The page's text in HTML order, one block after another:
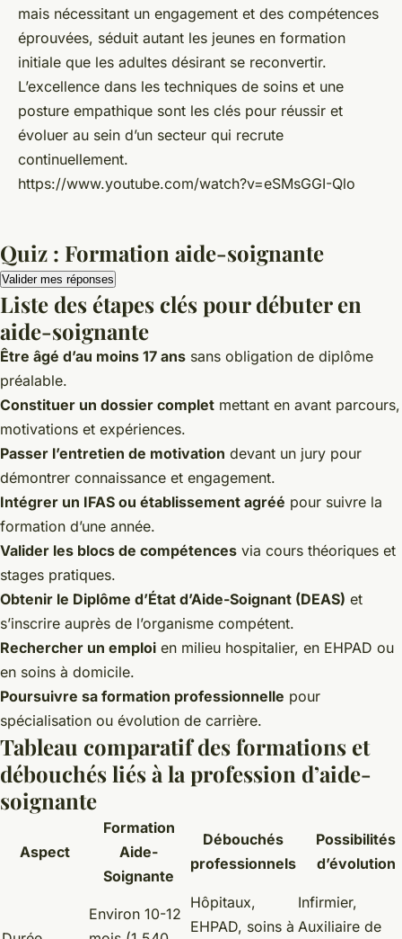
mais nécessitant un engagement et des compétences
éprouvées, séduit autant les jeunes en formation
initiale que les adultes désirant se reconvertir.
L’excellence dans les techniques de soins et une
posture empathique sont les clés pour réussir et
évoluer au sein d’un secteur qui recrute
continuellement.
https://www.youtube.com/watch?v=eSMsGGI-Qlo
Quiz : Formation aide-soignante
Valider mes réponses
Liste des étapes clés pour débuter en
aide-soignante
Être âgé d’au moins 17 ans sans obligation de diplôme
préalable.
Constituer un dossier complet mettant en avant parcours,
motivations et expériences.
Passer l’entretien de motivation devant un jury pour
démontrer connaissance et engagement.
Intégrer un IFAS ou établissement agréé pour suivre la
formation d’une année.
Valider les blocs de compétences via cours théoriques et
stages pratiques.
Obtenir le Diplôme d’État d’Aide-Soignant (DEAS) et
s’inscrire auprès de l’organisme compétent.
Rechercher un emploi en milieu hospitalier, en EHPAD ou
en soins à domicile.
Poursuivre sa formation professionnelle pour
spécialisation ou évolution de carrière.
Tableau comparatif des formations et
débouchés liés à la profession d’aide-
soignante
Aspect
Formation
Aide-
Soignante
Débouchés
professionnels
Possibilités
d’évolution
Environ 10-12
Hôpitaux,
EHPAD, soins à
Infirmier,
Auxiliaire de